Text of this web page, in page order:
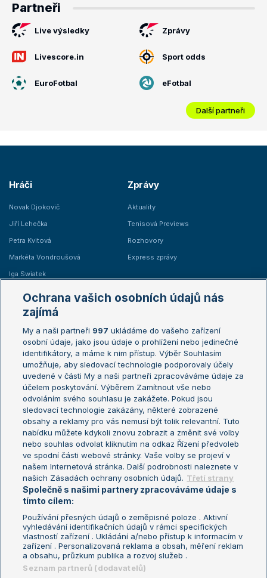
Partneři
Live výsledky Zprávy
Livescore.in Sport odds
EuroFotbal eFotbal
Další partneři
Hráči
Novak Djokovič
Jiří Lehečka
Petra Kvitová
Markéta Vondroušová
Iga Swiatek
Zprávy
Aktuality
Tenisová Previews
Rozhovory
Express zprávy
Žebříčky
Žebříček ATP (muži)
Žebříček WTA (ženy)
Sázkařský žebříček
Australian Open
French Open
Wimbledon
US Open
Turnaj mistrů
Turnaj mistryň
Aktualní trendy
Fotbalové přestupy
Livesport Daily
LS Prague Open
Podmínky užití
Nastavení soukromí
GDPR a žurnalistika
Reklama
Kontakt
Informace o zpracování osobních
údajů
Ochrana vašich osobních údajů nás
zajímá
My a naši partneři 997 ukládáme do vašeho zařízení
osobní údaje, jako jsou údaje o prohlížení nebo jedinečné
identifikátory, a máme k nim přístup. Výběr Souhlasím
umožňuje, aby sledovací technologie podporovaly účely
uvedené v části My a naši partneři zpracováváme údaje za
účelem poskytování. Výběrem Zamítnout vše nebo
odvoláním svého souhlasu je zakážete. Pokud jsou
sledovací technologie zakázány, některé zobrazené
obsahy a reklamy pro vás nemusí být tolik relevantní. Tuto
nabídku můžete kdykoli znovu zobrazit a změnit své volby
nebo souhlas odvolat kliknutím na odkaz Řízení předvoleb
ve spodní části webové stránky. Vaše volby se projeví v
našem Internetová stránka. Další podrobnosti naleznete v
našich Zásadách ochrany osobních údajů. Třetí strany
Společně s našimi partnery zpracováváme údaje s
tímto cílem:
Používání přesných údajů o zeměpisné poloze . Aktivní
vyhledávání identifikačních údajů v rámci specifických
vlastností zařízení . Ukládání a/nebo přístup k informacím v
zařízení . Personalizovaná reklama a obsah, měření reklam
a obsahu, průzkum publika a rozvoj služeb .
Seznam partnerů (dodavatelů)